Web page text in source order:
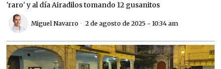
'raro' y al día Airadilos tomando 12 gusanitos
Miguel Navarro 2 de agosto de 2025 - 10:34 am